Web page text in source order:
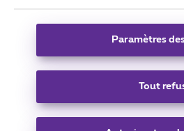
Coordonnées de l’entreprise
Boulevard du Roi Albert II 27 - B-
Carrier & Wholesale Solutions
Paramètres
Tout